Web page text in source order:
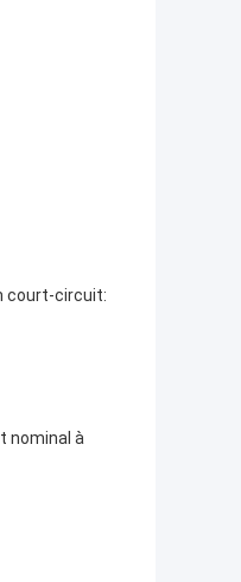
court-circuit:
nominal à